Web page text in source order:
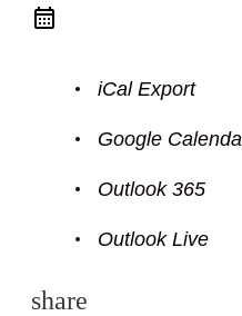
iCal Export
Google
Outlook 365
Outlook Live
share